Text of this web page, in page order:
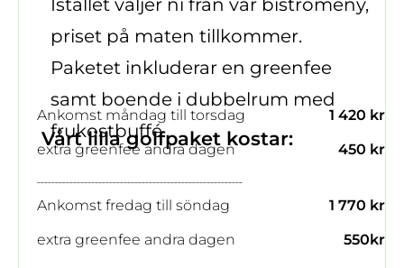
Istället väljer ni från vår bistromeny,
priset på maten tillkommer.
Paketet inkluderar en greenfee
samt boende i dubbelrum med
frukostbuffé.
Vårt lilla golfpaket kostar:
Ankomst måndag till torsdag
1 420 kr
extra greenfee andra dagen
450 kr
---------------------------------------------------------
Ankomst fredag till söndag
1 770 kr
extra greenfee andra dagen
550kr